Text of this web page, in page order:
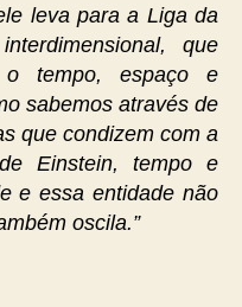
leva para a Liga da
que
o tempo, espaço e
sabemos através de
que condizem com a
Einstein, tempo e
e essa entidade não
oscila.”